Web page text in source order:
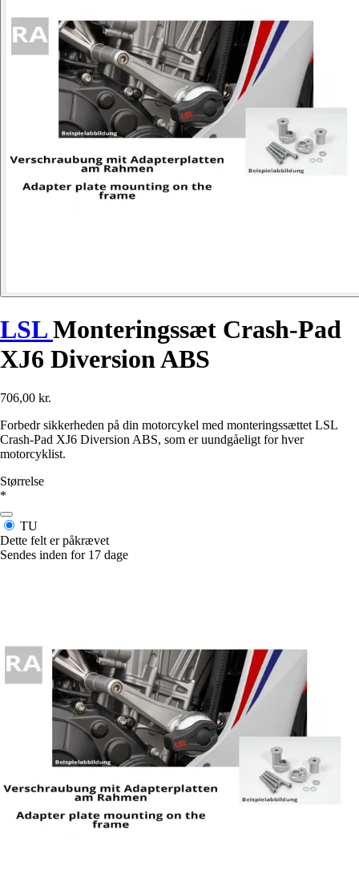
LSLMonteringssæt Crash-Pad
XJ6 Diversion ABS
706,00 kr.
Forbedr sikkerheden på din motorcykel med monteringssættet LSL
Crash-Pad XJ6 Diversion ABS, som er uundgåeligt for hver
motorcyklist.
Størrelse
*
TU
Dette felt er påkrævet
Sendes inden for 17 dage